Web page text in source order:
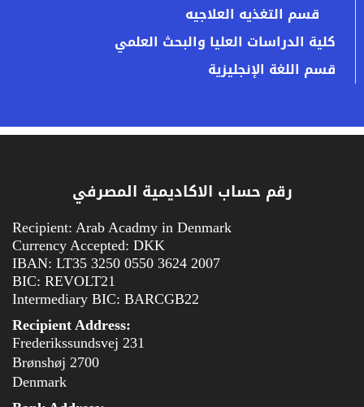
قسم التغذيه العلاجيه
كلية الدراسات العليا والبحث العلمي
قسم اللغة الإنجليزية
رقم حساب الاكاديمية المصرفي
Recipient: Arab Acadmy in Denmark
Currency Accepted: DKK
IBAN: LT35 3250 0550 3624 2007
BIC: REVOLT21
Intermediary BIC: BARCGB22
Recipient Address:
Frederikssundsvej 231
2700 Brønshøj
Denmark